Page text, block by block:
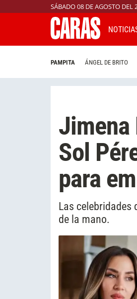
SÁBADO 08 DE AGOSTO DEL
PAMPITA ÁNGEL DE BRITO
Jimena
Sol
para
Las celebridades
de la mano.